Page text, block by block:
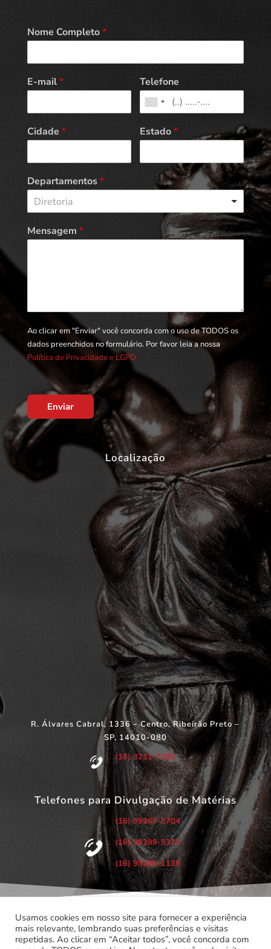
Nome Completo*
E-mail* Telefone
Cidade * Estado*
Departamentos*
Diretoria
Mensagem *
Ao clicar em "Enviar" você concorda com o uso de TODOS os
dados preenchidos no formulário. Por favor leia a nossa
Política de Privacidade e LGPD.
Enviar
Localização
R. Álvares Cabral, 1336 – Centro, Ribeirão Preto –
SP, 14010-080
(16) 3211-7200
Telefones para Divulgação de Matérias
(16) 99267-3704
(16) 99299-5373
(16) 99286-1139
©Copyright 2022 – Todos os Direitos Reservados.
Usamos cookies em nosso site para fornecer a experiência
mais relevante, lembrando suas preferências e visitas
repetidas. Ao clicar em “Aceitar todos”, você concorda com